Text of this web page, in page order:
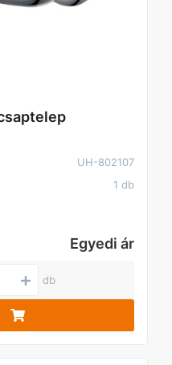
UH-802107
1 db
Egyedi ár
db